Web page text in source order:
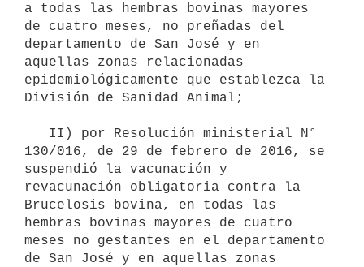
a todas las hembras bovinas mayores
de cuatro meses, no preñadas del
departamento de San José y en
aquellas zonas relacionadas
epidemiológicamente que establezca la
División de Sanidad Animal;
130/016, de 29 de febrero de 2016, se
suspendió la vacunación y
revacunación obligatoria contra la
Brucelosis bovina, en todas las
hembras bovinas mayores de cuatro
meses no gestantes en el departamento
de San José y en aquellas zonas